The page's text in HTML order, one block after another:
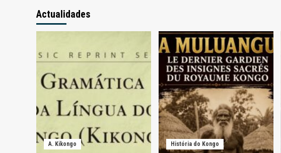
Actualidades
A. Kikongo História do Kongo